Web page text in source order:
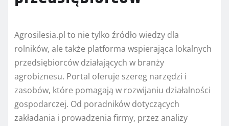
Agrosilesia.pl to nie tylko źródło wiedzy dla
rolników, ale także platforma wspierająca lokalnych
przedsiębiorców działających w branży
agrobiznesu. Portal oferuje szereg narzędzi i
zasobów, które pomagają w rozwijaniu działalności
gospodarczej. Od poradników dotyczących
zakładania i prowadzenia firmy, przez analizy